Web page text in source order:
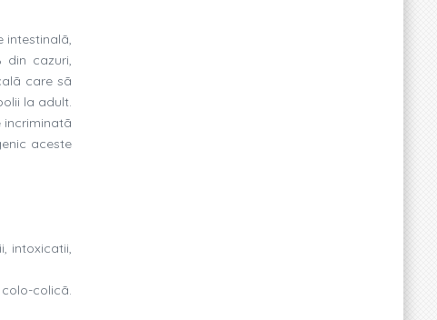
intestinalã,
din cazuri,
care sã
la adult.
incriminatã
aceste
intoxicatii,
colicã.